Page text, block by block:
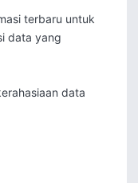
terbaru untuk
data yang
data